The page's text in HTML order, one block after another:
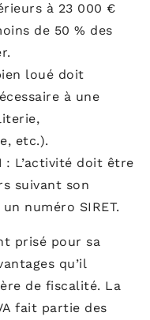
à 23 000 €
de 50 % des
loué doit
à une
etc.).
: L’activité doit être
suivant son
numéro SIRET.
prisé pour sa
qu’il
de fiscalité. La
fait partie des